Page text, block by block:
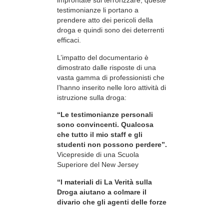
testimonianze li portano a
prendere atto dei pericoli della
droga e quindi sono dei deterrenti
efficaci.
L’impatto del documentario è
dimostrato dalle risposte di una
vasta gamma di professionisti che
l’hanno inserito nelle loro attività di
istruzione sulla droga:
“Le testimonianze personali
sono convincenti. Qualcosa
che tutto il mio staff e gli
studenti non possono perdere”.
Vicepreside di una Scuola
Superiore del New Jersey
“I materiali di La Verità sulla
Droga aiutano a colmare il
divario che gli agenti delle forze